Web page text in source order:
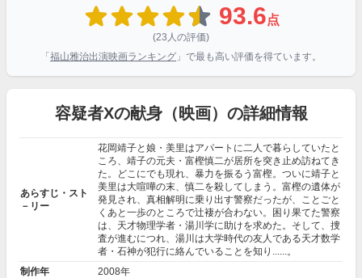
93.6点
(23人の評価)
「 福山雅治出演映画ランキング 」で最も高い評価を得ています。
容疑者Xの献身（映画）の詳細情報
あらすじ・スト
－リー
花岡靖子と娘・美里はアパートに二人で暮らしていたと
ころ、靖子の元夫・富樫慎二が居所を突き止め訪ねてき
た。どこにでも現れ、暴力を振るう富樫。ついに靖子と
美里は大喧嘩の末、慎二を殺してしまう。富樫の遺体が
発見され、真相解明に乗り出す警察だったが、ことごと
くあと一歩のところで辻褄が合わない。困り果てた警察
は、天才物理学者・湯川学に助けを求めた。そして、捜
査が進むにつれ、湯川は大学時代の友人である天才数学
者・石神が犯行に絡んでいることを知り......。
制作年
2008年